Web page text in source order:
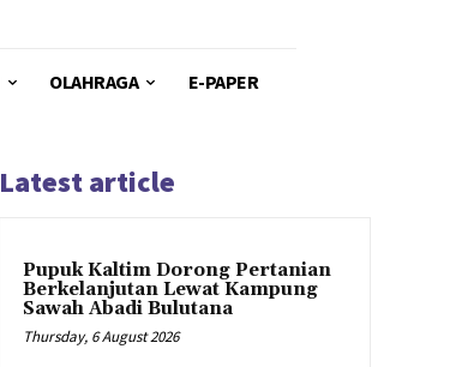
OLAHRAGA E-PAPER
Latest article
Pupuk Kaltim Dorong Pertanian
Berkelanjutan Lewat Kampung
Sawah Abadi Bulutana
Thursday, 6 August 2026